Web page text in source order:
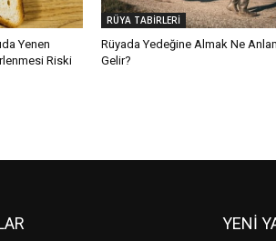
Yenen
Riski
RÜYA TABİRLERİ
Rüyada Yedeğine Almak Ne
Gelir?
YENİ